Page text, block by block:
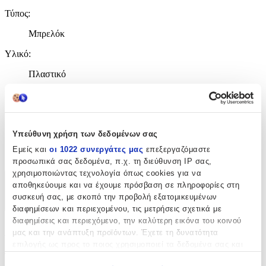
Υπεύθυνη χρήση των δεδομένων σας
Εμείς και οι 1022 συνεργάτες μας επεξεργαζόμαστε
προσωπικά σας δεδομένα, π.χ. τη διεύθυνση IP σας,
χρησιμοποιώντας τεχνολογία όπως cookies για να
αποθηκεύουμε και να έχουμε πρόσβαση σε πληροφορίες στη
συσκευή σας, με σκοπό την προβολή εξατομικευμένων
διαφημίσεων και περιεχομένου, τις μετρήσεις σχετικά με
διαφημίσεις και περιεχόμενο, την καλύτερη εικόνα του κοινού
μας και την ανάπτυξη προϊόντων. Έχετε τη δυνατότητα
Τύπος:
Μπρελόκ
Υλικό:
Πλαστικό
Είδος:
για Φωτογραφία
με Led:
Όχι
Χαρακτηριστικά
Χαρακτηριστικά